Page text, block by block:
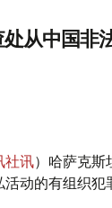
从中国非
社讯）哈萨克斯
动的有组织犯